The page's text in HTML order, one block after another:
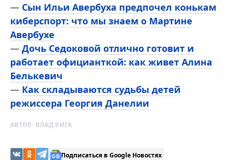
— Сын Ильи Авербуха предпочел конькам
киберспорт: что мы знаем о Мартине
Авербухе
— Дочь Седоковой отлично готовит и
работает официанткой: как живет Алина
Белькевич
— Как складываются судьбы детей
режиссера Георгия Данелии
АВТОР: ВЛАД РИГА
Подписаться в Google Новостях